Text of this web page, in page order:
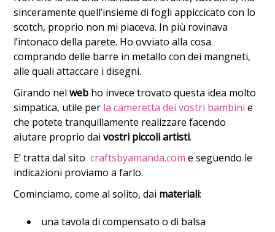
sinceramente quell’insieme di fogli appiccicato con lo
scotch, proprio non mi piaceva. In più rovinava
l’intonaco della parete. Ho ovviato alla cosa
comprando delle barre in metallo con dei mangneti,
alle quali attaccare i disegni.
Girando nelweb ho invece trovato questa idea molto
simpatica, utile per la cameretta dei vostri bambini e
che potete tranquillamente realizzare facendo
aiutare proprio daivostri piccoli artisti.
E’ tratta dal sitocraftsbyamanda.com e seguendo le
indicazioni proviamo a farlo.
Cominciamo, come al solito, dai materiali:
una tavola di compensato o di balsa